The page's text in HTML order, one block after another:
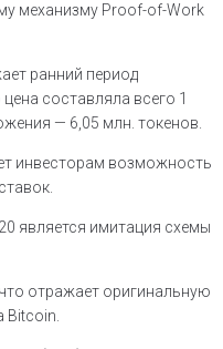
механизму Proof-of-Work
ранний период
составляла всего 1
— 6,05 млн. токенов.
инвесторам возможность
является имитация схемы
отражает оригинальную
Bitcoin.